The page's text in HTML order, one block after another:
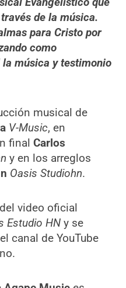
de la música.
para Cristo por
como
música y testimonio
musical de
V-Music, en
finalCarlos
y en los arreglos
Oasis Studiohn.
video oficial
Estudio HNy se
canal de YouTube